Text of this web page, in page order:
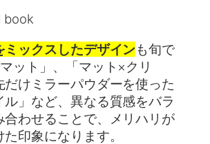
book
ミックスしたデザインも旬で
ット」、「マット×クリ
だけミラーパウダーを使った
ル」など、異なる質感をバラ
合わせることで、メリハリが
印象になります。